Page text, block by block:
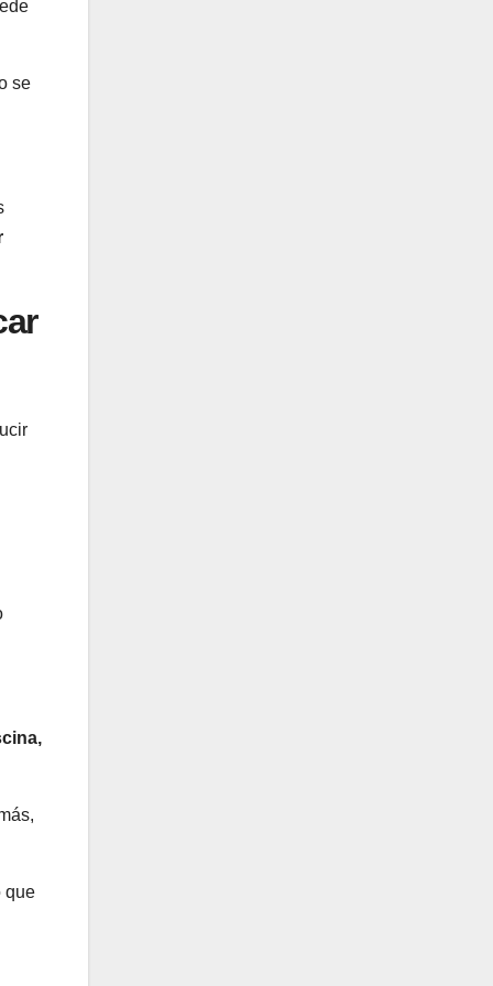
se
que